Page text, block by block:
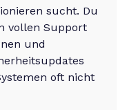
sucht. Du
vollen Support
und
oft nicht